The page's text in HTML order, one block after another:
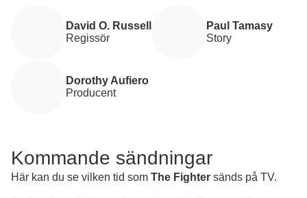
David O. Russell
Regissör
Paul Tamasy
Story
Dorothy Aufiero
Producent
Kommande sändningar
Här kan du se vilken tid som The Fighter sänds på TV.